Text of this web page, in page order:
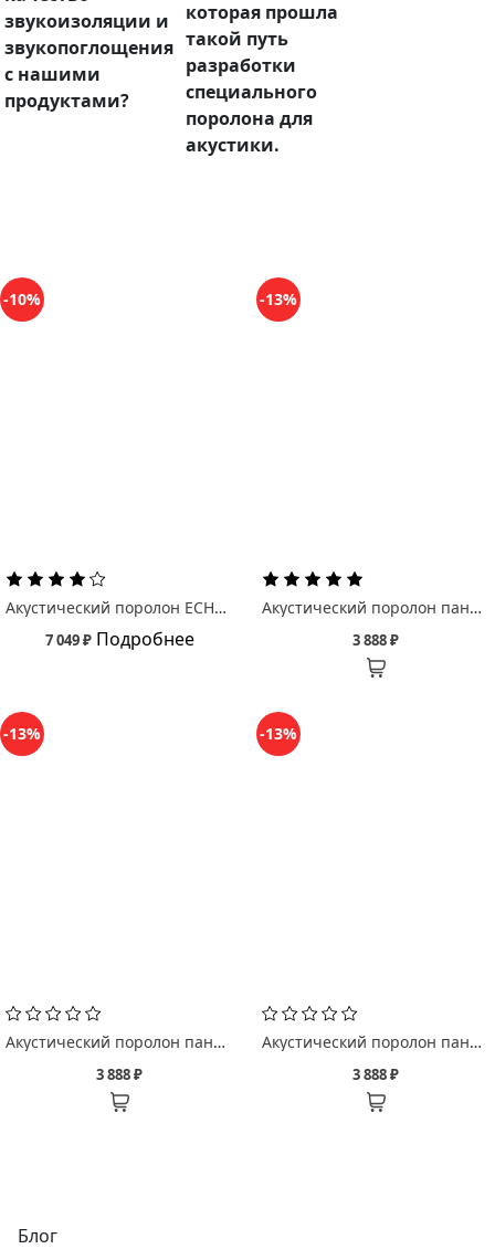
звукоизоляции и
звукопоглощения
с нашими
продуктами?
которая прошла
такой путь
разработки
специального
поролона для
акустики.
-10%
Акустический поролон ECHOTON Бас ловушка Пульс/ PULSE
7 049 ₽ Подробнее
-13%
Акустический поролон панель Echoton Паломар/ Palomar
3 888 ₽
-13%
Акустический поролон панель Echoton Восход/ Sunrise
3 888 ₽
-13%
Акустический поролон панель Echoton Косы/ Braids
3 888 ₽
Блог